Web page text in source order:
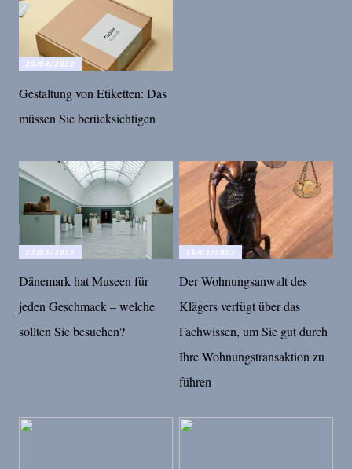
20/04/2022
Gestaltung von Etiketten: Das
müssen Sie berücksichtigen
22/03/2022
Dänemark hat Museen für
jeden Geschmack – welche
sollten Sie besuchen?
15/03/2022
Der Wohnungsanwalt des
Klägers verfügt über das
Fachwissen, um Sie gut durch
Ihre Wohnungstransaktion zu
führen